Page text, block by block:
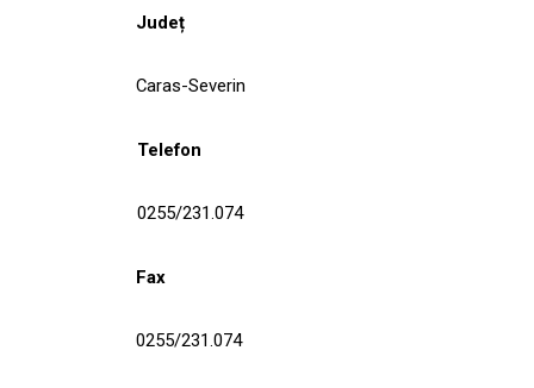
Județ
Caras-Severin
Telefon
0255/231.074
Fax
0255/231.074